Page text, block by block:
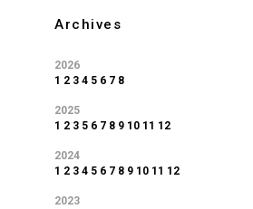
Archives
2026
8
7
6
5
4
3
2
1
2025
12
11
10
9
8
7
6
5
3
2
1
2024
12
11
10
9
8
7
6
5
4
3
2
1
2023